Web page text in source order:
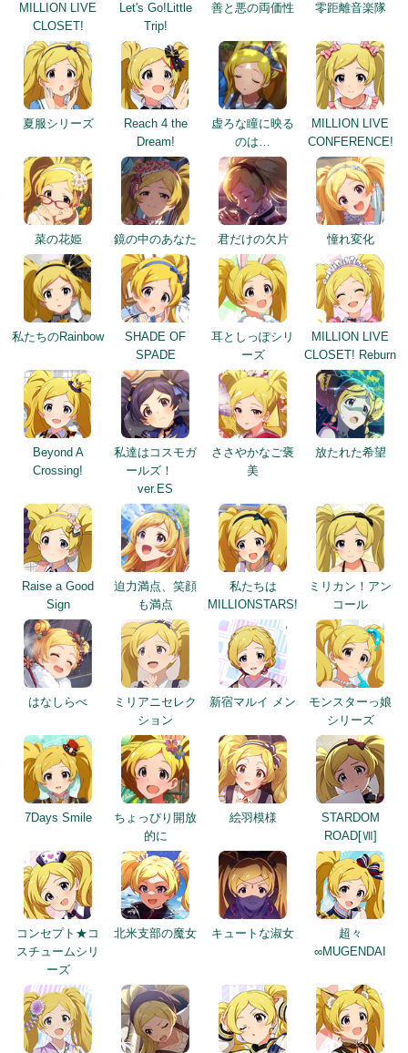
MILLION LIVE
CLOSET!
Let's Go!Little
Trip!
善と悪の両価性 零距離音楽隊
夏服シリーズ
Reach 4 the
Dream!
虚ろな瞳に映る
のは…
MILLION LIVE
CONFERENCE!
菜の花姫 鏡の中のあなた 君だけの欠片 憧れ変化
私たちのRainbow
SHADE OF
SPADE
耳としっぽシリ
ーズ
MILLION LIVE
CLOSET! Reburn
Beyond A
Crossing!
私達はコスモガ
ールズ！
ver.ES
ささやかなご褒
美
放たれた希望
Raise a Good
Sign
迫力満点、笑顔
も満点
私たちは
MILLIONSTARS!
ミリカン！アン
コール
はなしらべ
ミリアニセレク
ション
新宿マルイ メン
モンスターっ娘
シリーズ
7Days Smile
ちょっぴり開放
的に
絵羽模様
STARDOM
ROAD[Ⅶ]
コンセプト★コ
スチュームシリ
ーズ
北米支部の魔女 キュートな淑女
超々
∞MUGENDAI